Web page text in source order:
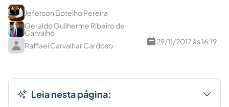
Jeferson Botelho Pereira
Geraldo Guilherme Ribeiro de
Carvalho
Raffael Carvalhar Cardoso
29/11/2017 às 16:19
Leia nesta página: